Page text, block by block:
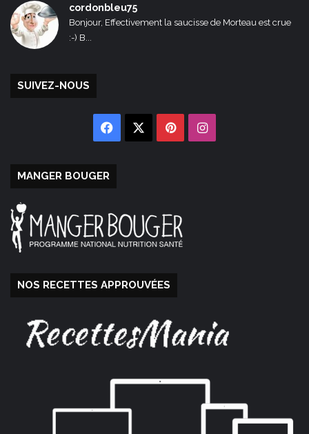
cordonbleu75
Bonjour, Effectivement la saucisse de Morteau est crue
:-) B...
SUIVEZ-NOUS
Facebook PinterestInstagram
MANGER BOUGER
NOS RECETTES APPROUVÉES